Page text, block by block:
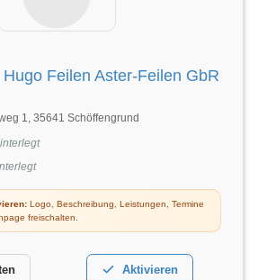
Feilen Aster-Feilen GbR
1, 35641 Schöffengrund
Logo, Beschreibung, Leistungen, Termine
freischalten.
Aktivieren